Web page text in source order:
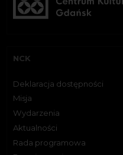
NCK
Deklaracja dostępności
Misja
Wydarzenia
Aktualności
Rada programowa